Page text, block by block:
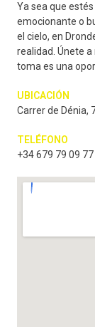
Ya sea que
emocionante o
el cielo, en
realidad. Únete
toma es una
UBICACIÓN
Carrer de Dénia,
TELÉFONO
+34 679 79 09 77